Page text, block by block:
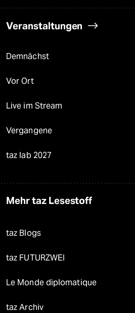
Veranstaltungen
Demnächst
Vor Ort
Live im Stream
Vergangene
taz lab 2027
Mehr taz Lesestoff
taz Blogs
taz FUTURZWEI
Le Monde diplomatique
taz Archiv